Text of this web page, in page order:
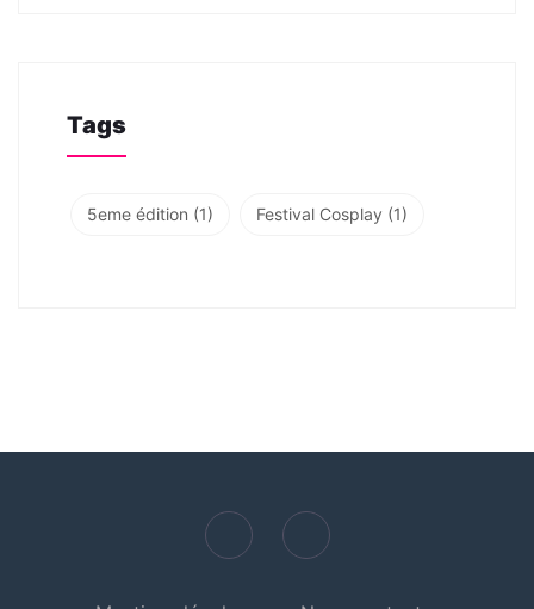
Tags
5eme édition (1) Festival Cosplay (1)